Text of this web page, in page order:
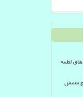
های لطمه
شمش